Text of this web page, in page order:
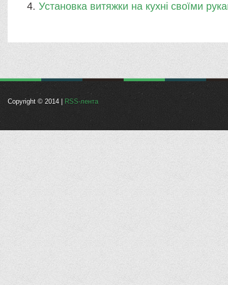
Установка витяжки на кухні своїми
Copyright © 2014 | RSS-лента